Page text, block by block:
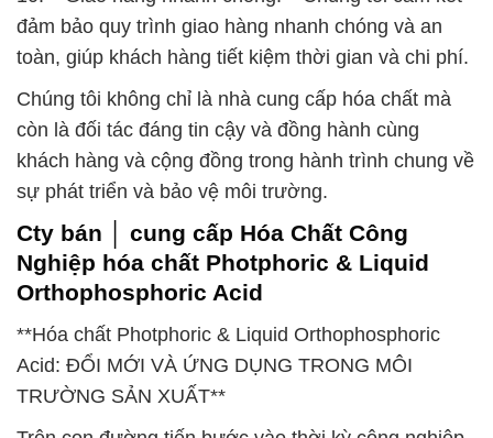
đảm bảo quy trình giao hàng nhanh chóng và an
toàn, giúp khách hàng tiết kiệm thời gian và chi phí.
Chúng tôi không chỉ là nhà cung cấp hóa chất mà
còn là đối tác đáng tin cậy và đồng hành cùng
khách hàng và cộng đồng trong hành trình chung về
sự phát triển và bảo vệ môi trường.
Cty bán │ cung cấp Hóa Chất Công
Nghiệp hóa chất Photphoric & Liquid
Orthophosphoric Acid
**Hóa chất Photphoric & Liquid Orthophosphoric
Acid: ĐỔI MỚI VÀ ỨNG DỤNG TRONG MÔI
TRƯỜNG SẢN XUẤT**